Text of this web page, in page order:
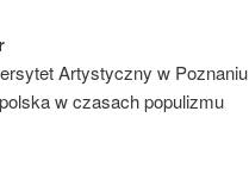
Artystyczny w Poznaniu
w czasach populizmu